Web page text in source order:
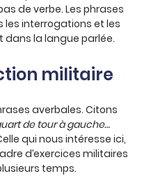
de verbe. Les phrases
interrogations et les
la langue parlée.
militaire
averbales. Citons
de tour à gauche…
qui nous intéresse ici,
d’exercices militaires
temps.